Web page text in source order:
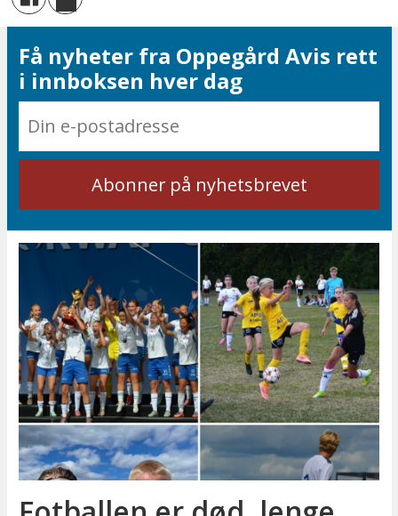
Få nyheter fra Oppegård Avis rett
i innboksen hver dag